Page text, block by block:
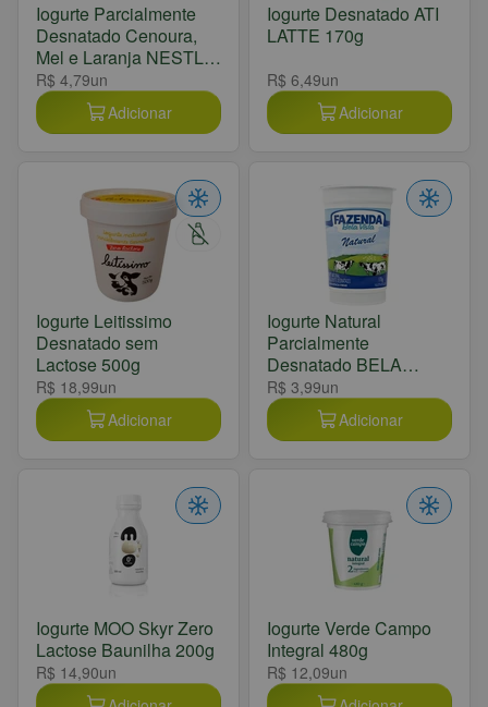
Iogurte Parcialmente
Desnatado Cenoura,
Mel e Laranja NESTLÉ
170g
R$ 4,79un
Adicionar
Iogurte Desnatado ATI
LATTE 170g
R$ 6,49un
Adicionar
Iogurte Leitissimo
Desnatado sem
Lactose 500g
R$ 18,99un
Adicionar
Iogurte Natural
Parcialmente
Desnatado BELA
VISTA 170g
R$ 3,99un
Adicionar
Iogurte MOO Skyr Zero
Lactose Baunilha 200g
R$ 14,90un
Iogurte Verde Campo
Integral 480g
R$ 12,09un